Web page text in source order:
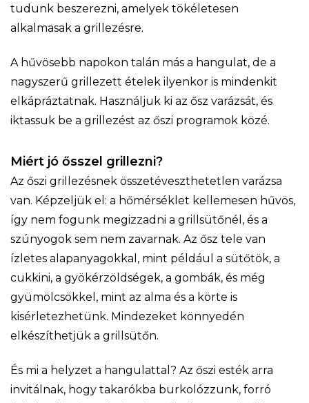
tudunk beszerezni, amelyek tökéletesen
alkalmasak a grillezésre.
A hűvösebb napokon talán más a hangulat, de a
nagyszerű grillezett ételek ilyenkor is mindenkit
elkápráztatnak. Használjuk ki az ősz varázsát, és
iktassuk be a grillezést az őszi programok közé.
Miért jó ősszel grillezni?
Az őszi grillezésnek összetéveszthetetlen varázsa
van. Képzeljük el: a hőmérséklet kellemesen hűvös,
így nem fogunk megizzadni a grillsütőnél, és a
szúnyogok sem nem zavarnak. Az ősz tele van
ízletes alapanyagokkal, mint például a sütőtök, a
cukkini, a gyökérzöldségek, a gombák, és még
gyümölcsökkel, mint az alma és a körte is
kisérletezhetünk. Mindezeket könnyedén
elkészíthetjük a grillsütőn.
És mi a helyzet a hangulattal? Az őszi esték arra
invitálnak, hogy takarókba burkolózzunk, forró